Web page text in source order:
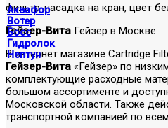
Аквафор
Вотер
Босс
Гидролок
Нептун
фильтр-насадка на кран, цвет
Гейзер-Вита Гейзер в Москве.
В интернет магазине Cartridge
Гейзер-Вита «Гейзер» по
комплектующие расходные
большом ассортименте и
Московской области. Также
транспортной компанией по